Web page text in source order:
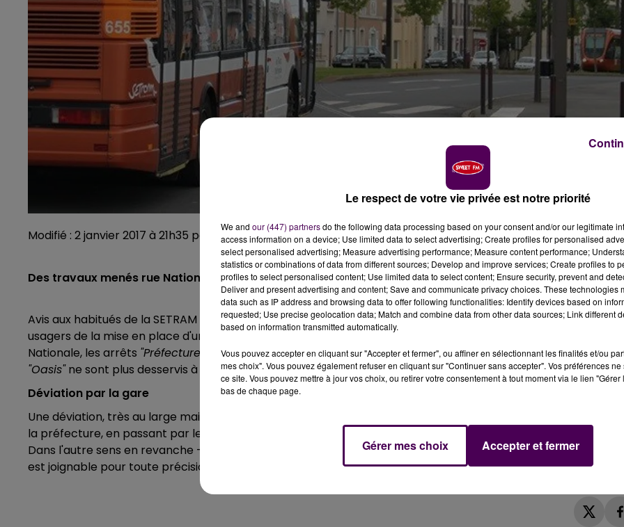
Modifié : 2 janvier 2017 à 21h35 par Emilien Borderie
Des travaux menés rue Nationale au Mans imposent une déviation de la ligne n°3 des bus de la SETRAM.
Avis aux habitués de la SETRAM : la régie des transports en commun de l'agglomération mancelle informe
usagers de la mise en place d'une déviation pour les bus de la ligne 3. A cause de travaux menés sur la rue
Nationale, les arrêts "Préfecture" "Victor-Hugo","La Fuie","Washington"et"Viaducs"en direction du terminus
"Oasis"ne sont plus desservis à compter de ce lundi 2 et jusqu'au vendredi 13 janvier.
Déviation par la gare
Une déviation, très au large mais avec deux haltes seulement, est instaurée pendant le chantier : au départ de
la préfecture, en passant par le palais des congrès et la gare, pour rejoindre un arrêt provisoire
Dans l'autre sens en revanche -vers "
-, l'itinéraire reste normal durant toute la période. La SETRAM
est joignable pour toute précision liée à ces perturbations au 02 43 24 76 76.
Le respect de votre vie privée est notre priorité
We and our (447) partnersdo the following data processing based on your consent and/or our legitimate
access information on a device; Use limited data to select advertising; Create profiles for personalised
select personalised advertising; Measure advertising performance; Measure content performance;
statistics or combinations of data from different sources; Develop and improve services; Create profiles to
profiles to select personalised content; Use limited data to select content; Ensure security, prevent and
Deliver and present advertising and content; Save and communicate privacy choices. These technologies
data such as IP address and browsing data to offer following functionalities: Identify devices based on
requested; Use precise geolocation data; Match and combine data from other data sources; Link different
based on information transmitted automatically.
Vous pouvez accepter en cliquant sur "Accepter et fermer", ou affiner en sélectionnant les finalités et/ou
mes choix". Vous pouvez également refuser en cliquant sur "Continuer sans accepter". Vos préférences
ce site. Vous pouvez mettre à jour vos choix, ou retirer votre consentement à tout moment via le lien
bas de chaque page.
Gérer mes choix Accepter et fermer